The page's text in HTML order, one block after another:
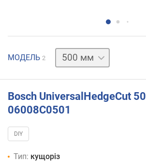
МОДЕЛЬ 2
600 мм
Bosch UniversalHedgeCut 50
06008C0501
DIY
Тип: кущоріз